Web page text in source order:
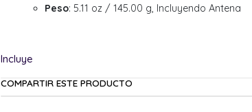
Peso: 5.11 oz / 145.00 g, Incluyendo Antena
COMPARTIR ESTE PRODUCTO